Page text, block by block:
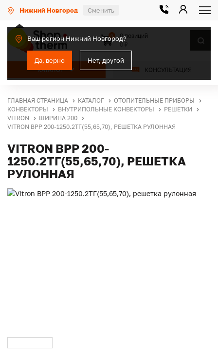
Нижний Новгород Сменить
Ваш регион Нижний Новгород?
Да, верно Нет, другой
КАТАЛОГ КОНСУЛЬТАЦИЯ
0
0 позиций
ГЛАВНАЯ СТРАНИЦА КАТАЛОГ
ОТОПИТЕЛЬНЫЕ ПРИБОРЫ
КОНВЕКТОРЫ
ВНУТРИПОЛЬНЫЕ КОНВЕКТОРЫ
РЕШЕТКИ
VITRON
ШИРИНА 200
VITRON ВРР 200-1250.2ТГ(55,65,70), РЕШЕТКА РУЛОННАЯ
VITRON ВРР 200-
1250.2ТГ(55,65,70), РЕШЕТКА
РУЛОННАЯ